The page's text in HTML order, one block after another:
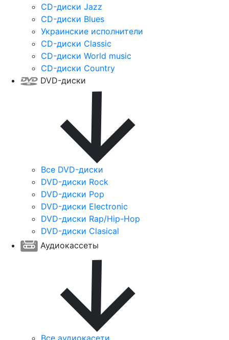
CD-диски Jazz
CD-диски Blues
Украинские исполнители
CD-диски Classic
CD-диски World music
CD-диски Country
DVD-диски
Все DVD-диски
DVD-диски Rock
DVD-диски Pop
DVD-диски Electronic
DVD-диски Rap/Hip-Hop
DVD-диски Clasical
Аудиокассеты